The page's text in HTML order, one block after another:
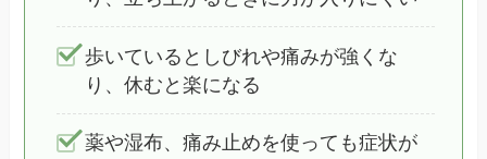
歩いているとしびれや痛みが強くな
り、休むと楽になる
薬や湿布、痛み止めを使っても症状が